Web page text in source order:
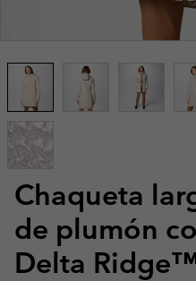
Chaqueta
de plumón
Delta